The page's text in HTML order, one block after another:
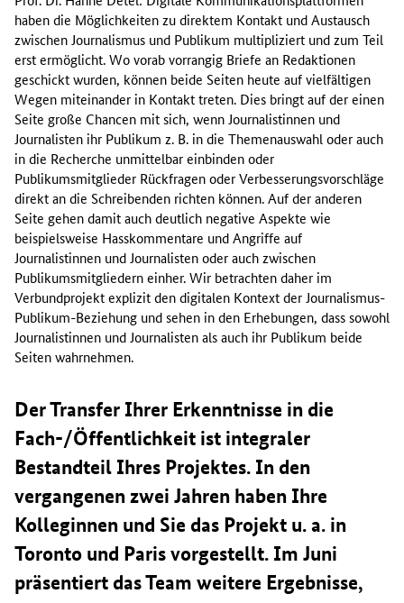
haben die Möglichkeiten zu direktem Kontakt und Austausch
zwischen Journalismus und Publikum multipliziert und zum Teil
erst ermöglicht. Wo vorab vorrangig Briefe an Redaktionen
geschickt wurden, können beide Seiten heute auf vielfältigen
Wegen miteinander in Kontakt treten. Dies bringt auf der einen
Seite große Chancen mit sich, wenn Journalistinnen und
Journalisten ihr Publikum z. B. in die Themenauswahl oder auch
in die Recherche unmittelbar einbinden oder
Publikumsmitglieder Rückfragen oder Verbesserungsvorschläge
direkt an die Schreibenden richten können. Auf der anderen
Seite gehen damit auch deutlich negative Aspekte wie
beispielsweise Hasskommentare und Angriffe auf
Journalistinnen und Journalisten oder auch zwischen
Publikumsmitgliedern einher. Wir betrachten daher im
Verbundprojekt explizit den digitalen Kontext der Journalismus-
Publikum-Beziehung und sehen in den Erhebungen, dass sowohl
Journalistinnen und Journalisten als auch ihr Publikum beide
Seiten wahrnehmen.
Der Transfer Ihrer Erkenntnisse in die
Fach-/Öffentlichkeit ist integraler
Bestandteil Ihres Projektes. In den
vergangenen zwei Jahren haben Ihre
Kolleginnen und Sie das Projekt u. a. in
Toronto und Paris vorgestellt. Im Juni
präsentiert das Team weitere Ergebnisse,